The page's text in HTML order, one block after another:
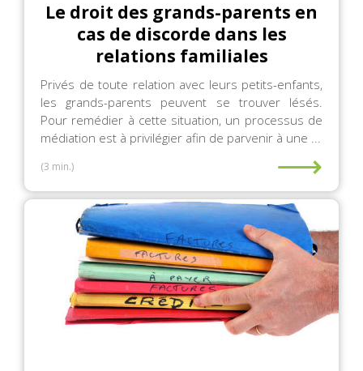
Le droit des grands-parents en
cas de discorde dans les
relations familiales
Privés de toute relation avec leurs petits-enfants,
les grands-parents peuvent se trouver lésés.
Pour remédier à cette situation, un processus de
médiation est à privilégier afin de parvenir à une ...
(3 min.) ⟶